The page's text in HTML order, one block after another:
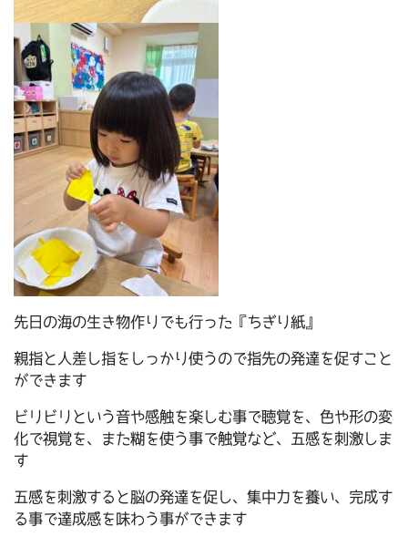
先日の海の生き物作りでも行った『ちぎり紙』
親指と人差し指をしっかり使うので指先の発達を促すこと
ができます
ビリビリという音や感触を楽しむ事で聴覚を、色や形の変
化で視覚を、また糊を使う事で触覚など、五感を刺激しま
す
五感を刺激すると脳の発達を促し、集中力を養い、完成す
る事で達成感を味わう事ができます